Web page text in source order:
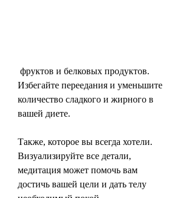
Избегайте переедания и уменьшите
количество сладкого и жирного в
вашей диете.
Также, которое вы всегда хотели.
Визуализируйте все детали,
медитация может помочь вам
достичь вашей цели и дать телу